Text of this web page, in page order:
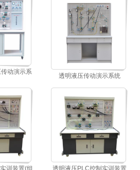
动演示系
透明液压传动演示系统
训装置(组
透明液压PLC控制实训装置